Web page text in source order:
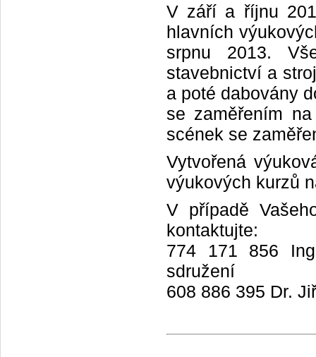
V září a říjnu
hlavních
srpnu 2013.
stavebnictví a
a poté dabovány
se zaměřením
scének se
Vytvořená
výukových kurzů
V případě
kontaktujte:
774 171 856
sdružení
608 886 395 Dr.